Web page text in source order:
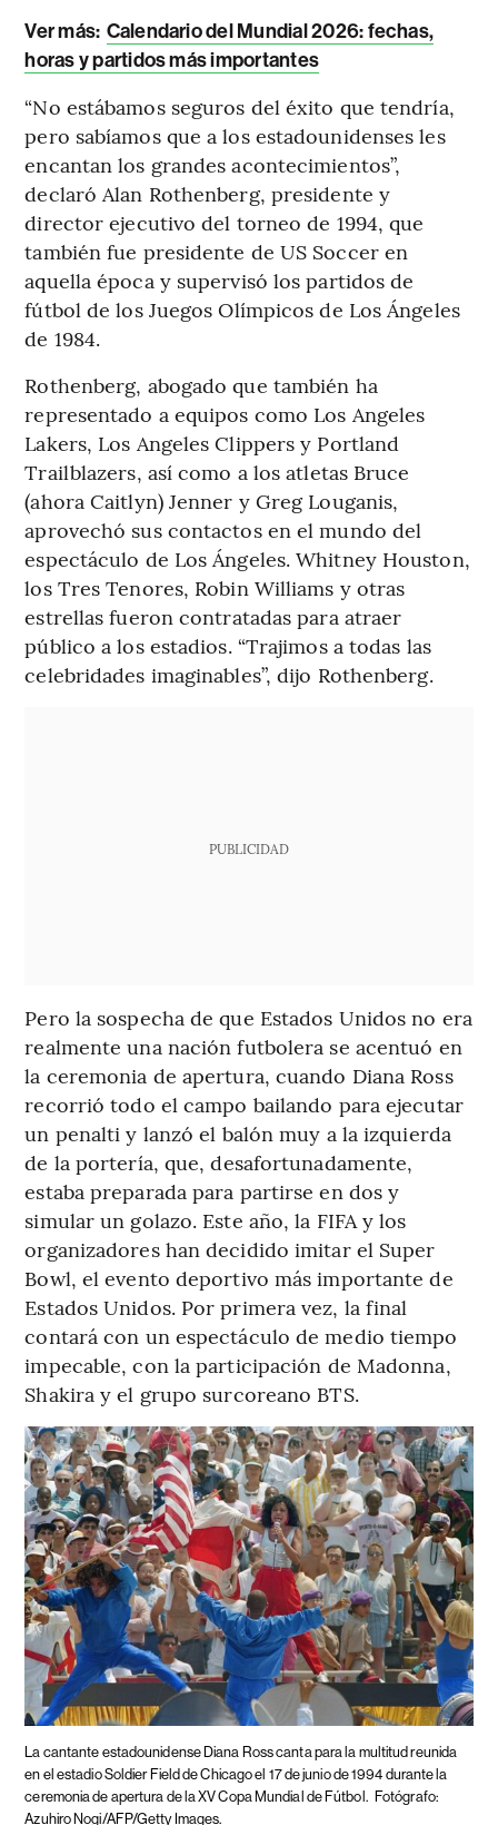
Ver más: Calendario del Mundial 2026: fechas,
horas y partidos más importantes
“No estábamos seguros del éxito que tendría,
pero sabíamos que a los estadounidenses les
encantan los grandes acontecimientos”,
declaró Alan Rothenberg, presidente y
director ejecutivo del torneo de 1994, que
también fue presidente de US Soccer en
aquella época y supervisó los partidos de
fútbol de los Juegos Olímpicos de Los Ángeles
de 1984.
Rothenberg, abogado que también ha
representado a equipos como Los Angeles
Lakers, Los Angeles Clippers y Portland
Trailblazers, así como a los atletas Bruce
(ahora Caitlyn) Jenner y Greg Louganis,
aprovechó sus contactos en el mundo del
espectáculo de Los Ángeles. Whitney Houston,
los Tres Tenores, Robin Williams y otras
estrellas fueron contratadas para atraer
público a los estadios. “Trajimos a todas las
celebridades imaginables”, dijo Rothenberg.
PUBLICIDAD
Pero la sospecha de que Estados Unidos no era
realmente una nación futbolera se acentuó en
la ceremonia de apertura, cuando Diana Ross
recorrió todo el campo bailando para ejecutar
un penalti y lanzó el balón muy a la izquierda
de la portería, que, desafortunadamente,
estaba preparada para partirse en dos y
simular un golazo. Este año, la FIFA y los
organizadores han decidido imitar el Super
Bowl, el evento deportivo más importante de
Estados Unidos. Por primera vez, la final
contará con un espectáculo de medio tiempo
impecable, con la participación de Madonna,
Shakira y el grupo surcoreano BTS.
La cantante estadounidense Diana Ross canta para la multitud reunida
en el estadio Soldier Field de Chicago el 17 de junio de 1994 durante la
ceremonia de apertura de la XV Copa Mundial de Fútbol. Fotógrafo:
Azuhiro Nogi/AFP/Getty Images.